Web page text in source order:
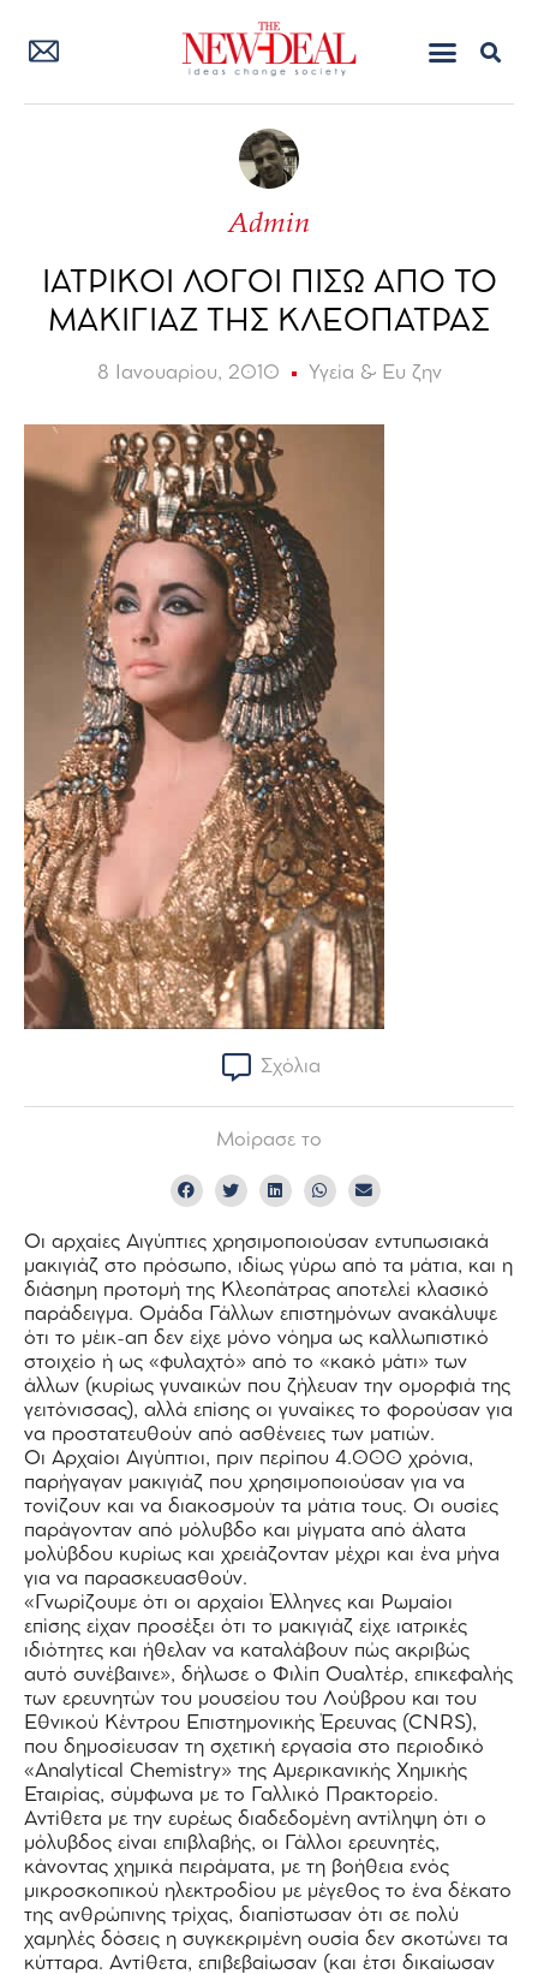
Admin
ΙΑΤΡΙΚOI ΛΟΓΟΙ ΠΙΣΩ ΑΠΟ ΤΟ
ΜΑΚΙΓΙΑΖ ΤΗΣ ΚΛΕΟΠΑΤΡΑΣ
8 Ιανουαρίου, 2010 Υγεία & Ευ ζην
Σχόλια
Μοίρασε το
Οι αρχαίες Αιγύπτιες χρησιμοποιούσαν εντυπωσιακά
μακιγιάζ στο πρόσωπο, ιδίως γύρω από τα μάτια, και η
διάσημη προτομή της Κλεοπάτρας αποτελεί κλασικό
παράδειγμα. Ομάδα Γάλλων επιστημόνων ανακάλυψε
ότι το μέικ-απ δεν είχε μόνο νόημα ως καλλωπιστικό
στοιχείο ή ως «φυλαχτό» από το «κακό μάτι» των
άλλων (κυρίως γυναικών που ζήλευαν την ομορφιά της
γειτόνισσας), αλλά επίσης οι γυναίκες το φορούσαν για
να προστατευθούν από ασθένειες των ματιών.
Οι Αρχαίοι Αιγύπτιοι, πριν περίπου 4.000 χρόνια,
παρήγαγαν μακιγιάζ που χρησιμοποιούσαν για να
τονίζουν και να διακοσμούν τα μάτια τους. Οι ουσίες
παράγονταν από μόλυβδο και μίγματα από άλατα
μολύβδου κυρίως και χρειάζονταν μέχρι και ένα μήνα
για να παρασκευασθούν.
«Γνωρίζουμε ότι οι αρχαίοι Έλληνες και Ρωμαίοι
επίσης είχαν προσέξει ότι το μακιγιάζ είχε ιατρικές
ιδιότητες και ήθελαν να καταλάβουν πώς ακριβώς
αυτό συνέβαινε», δήλωσε ο Φιλίπ Ουαλτέρ, επικεφαλής
των ερευνητών του μουσείου του Λούβρου και του
Εθνικού Κέντρου Επιστημονικής Έρευνας (CNRS),
που δημοσίευσαν τη σχετική εργασία στο περιοδικό
«Analytical Chemistry» της Αμερικανικής Χημικής
Εταιρίας, σύμφωνα με το Γαλλικό Πρακτορείο.
Αντίθετα με την ευρέως διαδεδομένη αντίληψη ότι ο
μόλυβδος είναι επιβλαβής, οι Γάλλοι ερευνητές,
κάνοντας χημικά πειράματα, με τη βοήθεια ενός
μικροσκοπικού ηλεκτροδίου με μέγεθος το ένα δέκατο
της ανθρώπινης τρίχας, διαπίστωσαν ότι σε πολύ
χαμηλές δόσεις η συγκεκριμένη ουσία δεν σκοτώνει τα
κύτταρα. Αντίθετα, επιβεβαίωσαν (και έτσι δικαίωσαν